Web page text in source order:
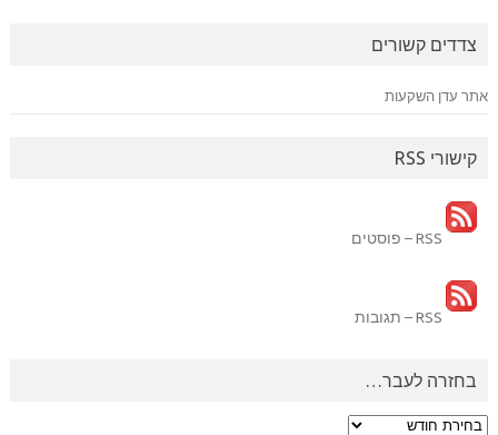
צדדים קשורים
אתר עדן השקעות
קישורי RSS
RSS – פוסטים
RSS – תגובות
בחזרה לעבר…
בחזרה